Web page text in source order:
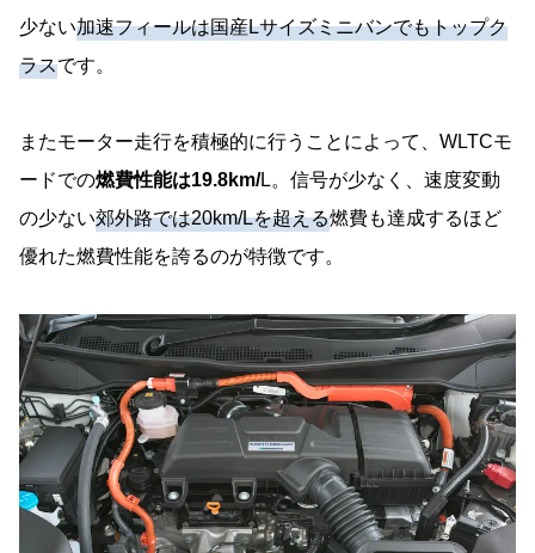
少ない加速フィールは国産Lサイズミニバンでもトップク
ラスです。
またモーター走行を積極的に行うことによって、WLTCモ
ードでの燃費性能は19.8km/L。信号が少なく、速度変動
の少ない郊外路では20km/Lを超える燃費も達成するほど
優れた燃費性能を誇るのが特徴です。